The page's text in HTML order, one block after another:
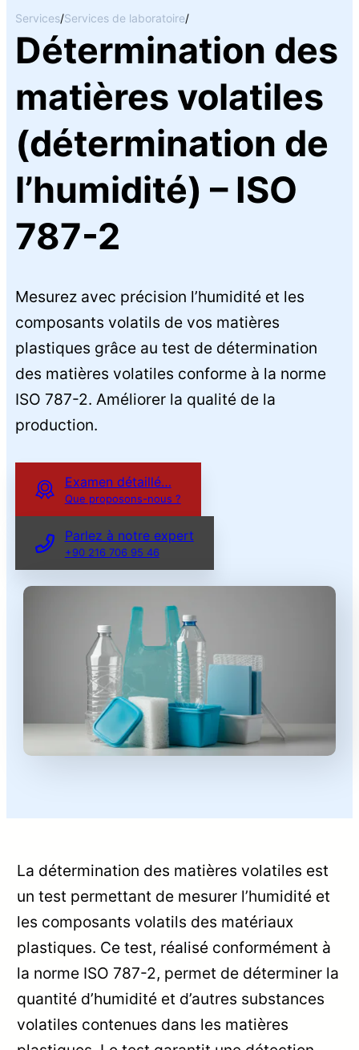
Services/Services de laboratoire/
Détermination des
matières volatiles
(détermination de
l’humidité) – ISO
787-2
Mesurez avec précision l’humidité et les
composants volatils de vos matières
plastiques grâce au test de détermination
des matières volatiles conforme à la norme
ISO 787-2. Améliorer la qualité de la
production.
Examen détaillé…
Que proposons-nous ?
Parlez à notre expert
+90 216 706 95 46
La détermination des matières volatiles est
un test permettant de mesurer l’humidité et
les composants volatils des matériaux
plastiques. Ce test, réalisé conformément à
la norme ISO 787-2, permet de déterminer la
quantité d’humidité et d’autres substances
volatiles contenues dans les matières